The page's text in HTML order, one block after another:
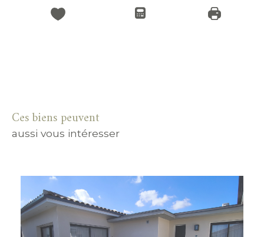
Ces biens peuvent
aussi vous intéresser